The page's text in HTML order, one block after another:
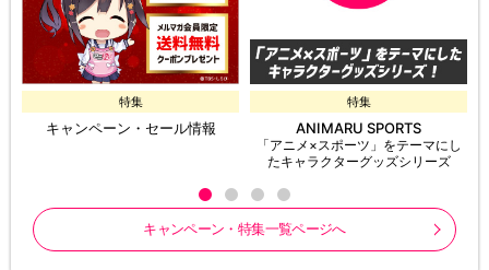
特集
キャンペーン・セール情報
特集
ANIMARU SPORTS
「アニメ×スポーツ」をテーマにし
たキャラクターグッズシリーズ
キャンペーン・特集一覧ページへ